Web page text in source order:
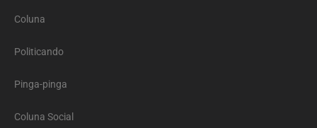
Coluna
Politicando
Pinga-pinga
Coluna Social